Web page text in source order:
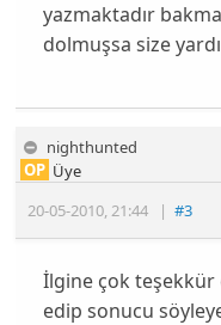
yazmaktadır
dolmuşsa size
nighthunted
20-05-2010,21:44 |#3
OP Üye
İlgine çok teşekkür
edip sonucu